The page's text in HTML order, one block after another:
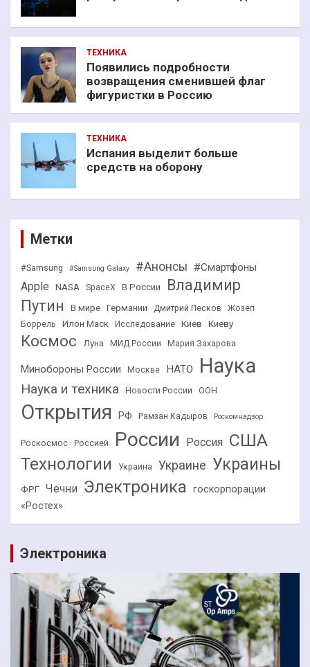
ТЕХНИКА
Появились подробности
возвращения сменившей флаг
фигуристки в Россию
ТЕХНИКА
Испания выделит больше
средств на оборону
Метки
#Samsung #Samsung Galaxy #Анонсы #Смартфоны
Apple NASA SpaceX В России
Владимир
Путин
В мире Германии Дмитрий Песков
Жозеп
Боррель
Илон Маск Исследование Киев Киеву
Космос Луна МИД России Мария Захарова
Минобороны России Москве НАТО Наука
Наука и техника Новости России ООН
Открытия РФ Рамзан Кадыров Роскомнадзор
Роскосмос Россией России Россия США
Технологии Украина Украине Украины
ФРГ Чечни Электроника госкорпорации
«Ростех»
Электроника